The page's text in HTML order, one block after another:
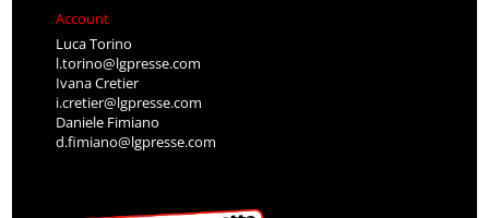
Account
Luca Torino
l.torino@lgpresse.com
Ivana Cretier
i.cretier@lgpresse.com
Daniele Fimiano
d.fimiano@lgpresse.com